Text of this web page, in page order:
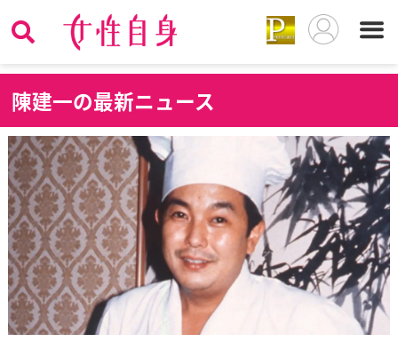
陳建一の最新ニュース